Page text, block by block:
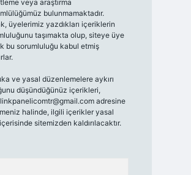
veya araştırma
bulunmamaktadır.
üyelerimiz yazdıkları içeriklerin
taşımakta olup, siteye üye
bu sorumluluğu kabul etmiş
ve yasal düzenlemelere aykırı
düşündüğünüz içerikleri,
adresine
halinde, ilgili içerikler yasal
sitemizden kaldırılacaktır.